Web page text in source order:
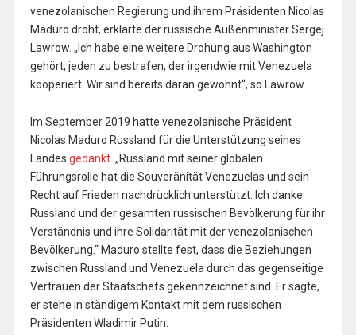
venezolanischen Regierung und ihrem Präsidenten Nicolas
Maduro droht, erklärte der russische Außenminister Sergej
Lawrow. „Ich habe eine weitere Drohung aus Washington
gehört, jeden zu bestrafen, der irgendwie mit Venezuela
kooperiert. Wir sind bereits daran gewöhnt“, so Lawrow.
Im September 2019 hatte venezolanische Präsident
Nicolas Maduro Russland für die Unterstützung seines
Landes gedankt. „Russland mit seiner globalen
Führungsrolle hat die Souveränität Venezuelas und sein
Recht auf Frieden nachdrücklich unterstützt. Ich danke
Russland und der gesamten russischen Bevölkerung für ihr
Verständnis und ihre Solidarität mit der venezolanischen
Bevölkerung.“ Maduro stellte fest, dass die Beziehungen
zwischen Russland und Venezuela durch das gegenseitige
Vertrauen der Staatschefs gekennzeichnet sind. Er sagte,
er stehe in ständigem Kontakt mit dem russischen
Präsidenten Wladimir Putin.